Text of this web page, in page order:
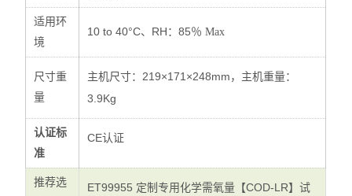
适用环
境
10 to 40°C、RH：85％Max
尺寸重
量
主机尺寸：219×171×248mm， 主机重量：
3.9Kg
认证标
准
CE认证
推荐选
ET99955 定制专用化学需氧量【COD-LR】试